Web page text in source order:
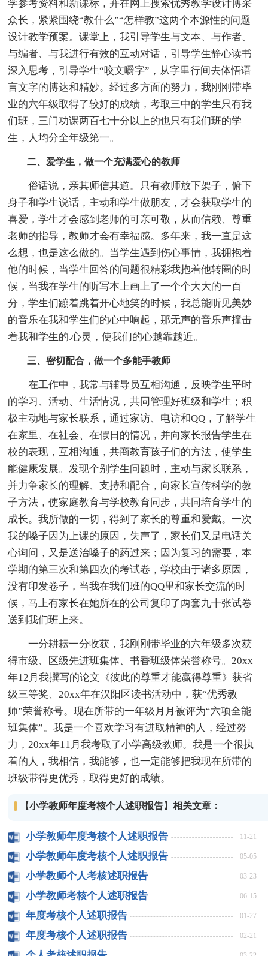
学参考资料和新课标，并在网上搜索优秀教学设计博采
众长，紧紧围绕“教什么”“怎样教”这两个本源性的问题
设计教学预案。课堂上，我引导学生与文本、与作者、
与编者、与我进行有效的互动对话，引导学生静心读书
深入思考，引导学生“咬文嚼字”，从字里行间去体悟语
言文字的博达和精妙。经过多方面的努力，我刚刚带毕
业的六年级取得了较好的成绩，考取三中的学生只有我
们班，三门功课两百七十分以上的也只有我们班的学
生，人均分全年级第一。
二、爱学生，做一个充满爱心的教师
俗话说，亲其师信其道。只有教师放下架子，俯下
身子和学生说话，主动和学生做朋友，才会获取学生的
喜爱，学生才会感到老师的可亲可敬，从而信赖、尊重
老师的指导，教师才会有幸福感。多年来，我一直是这
么想，也是这么做的。当学生遇到伤心事情，我拥抱着
他的时候，当学生回答的问题很精彩我抱着他转圈的时
候，当我在学生的听写本上画上了一个个大大的一百
分，学生们蹦着跳着开心地笑的时候，我总能听见美妙
的音乐在我和学生们的心中响起，那无声的音乐声撞击
着我和学生的.心灵，使我们的心越靠越近。
三、密切配合，做一个多能手教师
在工作中，我常与辅导员互相沟通，反映学生平时
的学习、活动、生活情况，共同管理好班级和学生；积
极主动地与家长联系，通过家访、电访和QQ，了解学生
在家里、在社会、在假日的情况，并向家长报告学生在
校的表现，互相沟通，共商教育孩子们的方法，使学生
能健康发展。发现个别学生问题时，主动与家长联系，
并力争家长的理解、支持和配合，向家长宣传科学的教
子方法，使家庭教育与学校教育同步，共同培育学生的
成长。我所做的一切，得到了家长的尊重和爱戴。一次
我的嗓子因为上课的原因，失声了，家长们又是电话关
心询问，又是送治嗓子的药过来；因为复习的需要，本
学期的第三次和第四次的考试卷，学校由于诸多原因，
没有印发卷子，当我在我们班的QQ里和家长交流的时
候，马上有家长在她所在的公司复印了两套九十张试卷
送到我们班上来。
一分耕耘一分收获，我刚刚带毕业的六年级多次获
得市级、区级先进班集体、书香班级体荣誉称号。20xx
年12月我撰写的论文《彼此的尊重才能赢得尊重》获省
级三等奖、20xx年在汉阳区读书活动中，获“优秀教
师”荣誉称号。现在所带的一年级月月被评为“六项全能
班集体”。我是一个喜欢学习有进取精神的人，经过努
力，20xx年11月我考取了小学高级教师。我是一个很执
着的人，我相信，我能够，也一定能够把我现在所带的
班级带得更优秀，取得更好的成绩。
【小学教师年度考核个人述职报告】相关文章：
小学教师年度考核个人述职报告 11-21
小学教师年度考核个人述职报告 05-05
小学教师个人考核述职报告 03-23
小学教师考核个人述职报告 06-15
年度考核个人述职报告 01-27
年度考核个人述职报告 02-21